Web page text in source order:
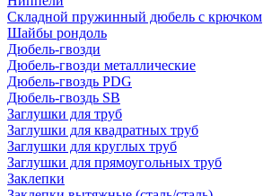
Складной пружинный дюбель с крючком
Шайбы рондоль
Дюбель-гвозди
Дюбель-гвозди металлические
Дюбель-гвоздь PDG
Дюбель-гвоздь SB
Заглушки для труб
Заглушки для квадратных труб
Заглушки для круглых труб
Заглушки для прямоугольных труб
Заклепки